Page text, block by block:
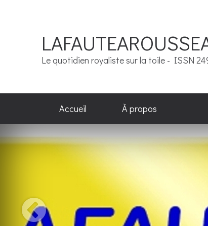
Le quotidien royaliste sur la toile - ISSN
Accueil À propos